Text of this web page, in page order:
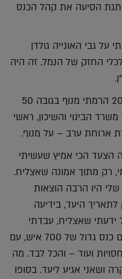
הסיעה את קהל הכנס
גבי האונייה גולדן
החזק של הנמל. זה היה
כשרציתי לקיים פאנל על ישראל 2030 הרמתי מנוף בגובה 50
הבינוי והשיכון, ראשי
ארוחת ערב – על מנוף.
הכי אמיץ שעשיתי
רק מתוך אמונה שאצליח.
היו הרבה הוצאות
היעד, בידיעה
ידעתי שאצליח, עבדתי
במשך 3 חודשים מטורפים כדי להרים כנס גדול של 700 איש, עם
ועוד – והכל לבד. מה
ושאני אגיע ליעד. בסופו